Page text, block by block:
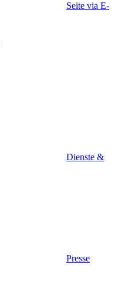
Seite via E-
Dienste &
Presse